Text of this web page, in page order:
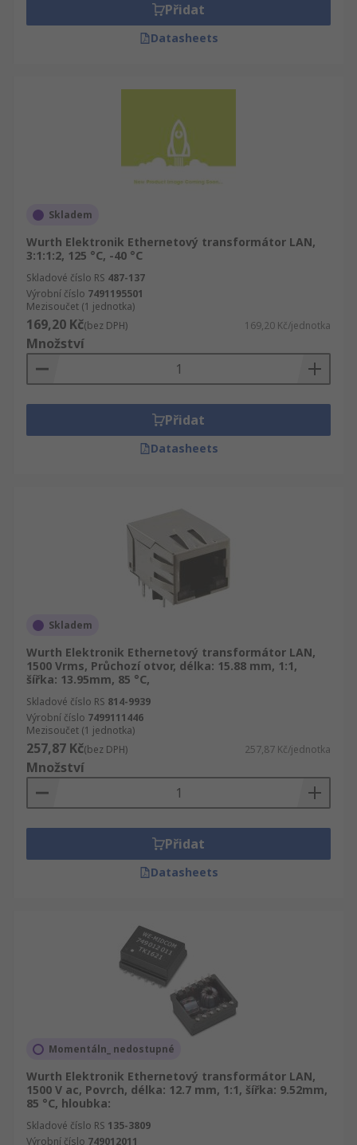
Přidat
Datasheets
Skladem
Wurth Elektronik Ethernetový transformátor LAN,
3:1:1:2, 125 °C, -40 °C
Skladové číslo RS 487-137
Výrobní číslo 7491195501
Mezisoučet (1 jednotka)
169,20 Kč(bez DPH) 169,20 Kč/jednotka
Množství
Přidat
Datasheets
Skladem
Wurth Elektronik Ethernetový transformátor LAN,
1500 Vrms, Průchozí otvor, délka: 15.88 mm, 1:1,
šířka: 13.95mm, 85 °C,
Skladové číslo RS 814-9939
Výrobní číslo 7499111446
Mezisoučet (1 jednotka)
257,87 Kč(bez DPH) 257,87 Kč/jednotka
Množství
Přidat
Datasheets
Momentáln_ nedostupné
Wurth Elektronik Ethernetový transformátor LAN,
1500 V ac, Povrch, délka: 12.7 mm, 1:1, šířka: 9.52mm,
85 °C, hloubka:
Skladové číslo RS 135-3809
Výrobní číslo 749012011